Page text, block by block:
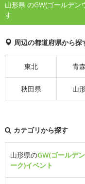
山形県 のGW(ゴールデ
す
周辺の都道府県から探
東北 青
秋田県 山
カテゴリから探す
山形県のGW(ゴールデ
ーク)イベント